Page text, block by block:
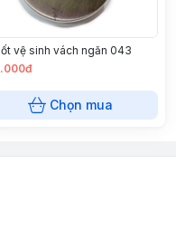
vệ sinh vách ngăn 043
Chọn mua